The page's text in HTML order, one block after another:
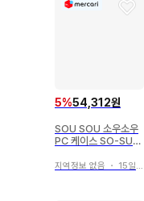
5%54,312원
SOU SOU 소우소우
PC 케이스 SO-SU-
지역정보 없음 ・ 15일 전